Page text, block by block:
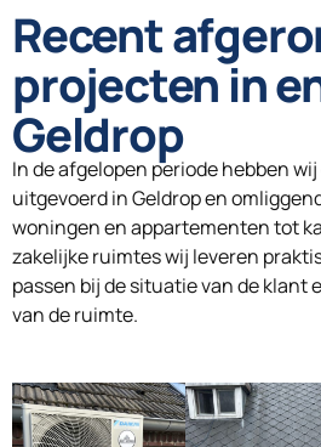
Recent
projecten in
Geldrop
In de afgelopen periode hebben
uitgevoerd in Geldrop en
woningen en appartementen tot
zakelijke ruimtes wij leveren
passen bij de situatie van de klant
van de ruimte.